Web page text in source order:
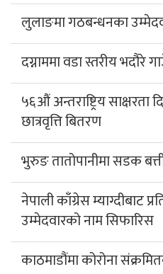
लुलाङमा गठबन्धनका
दग्नाममा वडा स्तरीय भदौरे
५६औं अन्तराष्ट्रिय
छात्रवृत्ति बितरण
भुरुङ तातोपानीमा सडक
नेपाली काँग्रेस म्याग्दीबाट
उम्मेदवारको नाम सिफारिस
काठमाडौंमा कोरोना